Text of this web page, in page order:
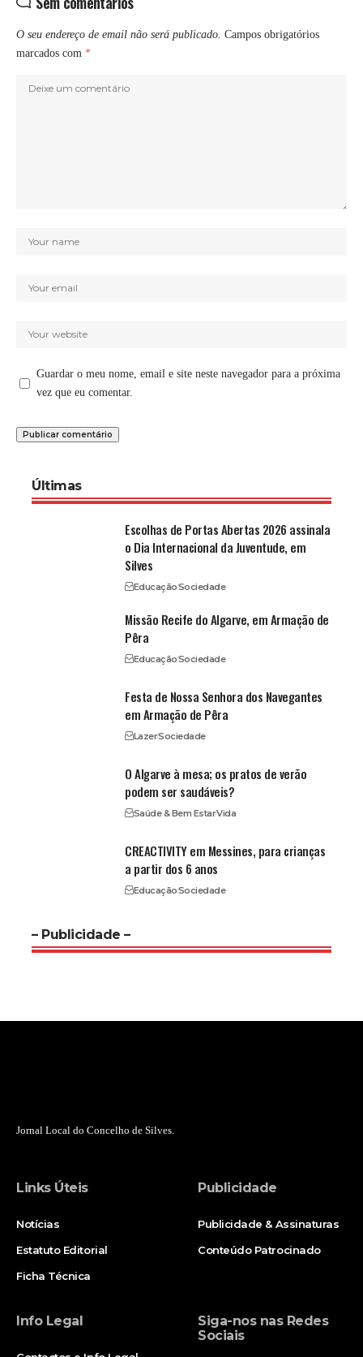
O seu endereço de email não será publicado. Campos obrigatórios
marcados com *
Guardar o meu nome, email e site neste navegador para a próxima
vez que eu comentar.
Últimas
Escolhas de Portas Abertas 2026 assinala
o Dia Internacional da Juventude, em
Silves
EducaçãoSociedade
Missão Recife do Algarve, em Armação de
Pêra
EducaçãoSociedade
Festa de Nossa Senhora dos Navegantes
em Armação de Pêra
LazerSociedade
O Algarve à mesa; os pratos de verão
podem ser saudáveis?
Saúde & Bem EstarVida
CREACTIVITY em Messines, para crianças
a partir dos 6 anos
EducaçãoSociedade
– Publicidade –
Jornal Local do Concelho de Silves.
Links Úteis
Notícias
Estatuto Editorial
Ficha Técnica
Publicidade
Publicidade & Assinaturas
Conteúdo Patrocinado
Info Legal
Siga-nos nas Redes
Sociais